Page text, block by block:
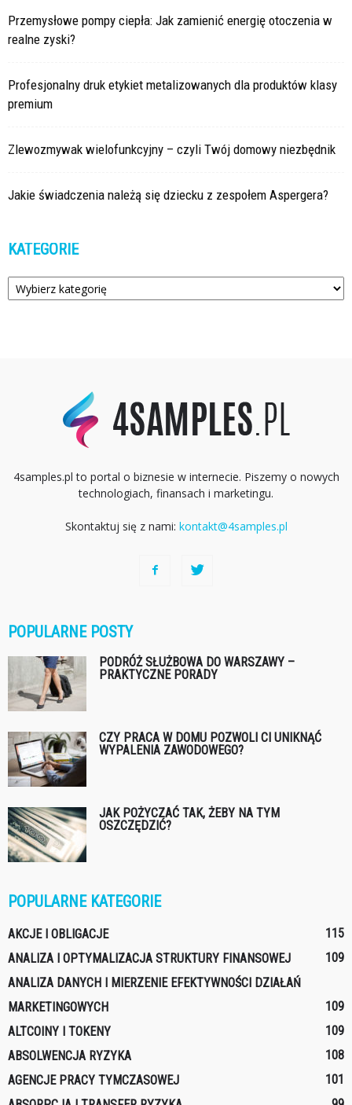
Przemysłowe pompy ciepła: Jak zamienić energię otoczenia w
realne zyski?
Profesjonalny druk etykiet metalizowanych dla produktów klasy
premium
Zlewozmywak wielofunkcyjny – czyli Twój domowy niezbędnik
Jakie świadczenia należą się dziecku z zespołem Aspergera?
KATEGORIE
Kategorie
4samples.pl to portal o biznesie w internecie. Piszemy o nowych
technologiach, finansach i marketingu.
Skontaktuj się z nami: kontakt@4samples.pl
POPULARNE POSTY
PODRÓŻ SŁUŻBOWA DO WARSZAWY –
PRAKTYCZNE PORADY
CZY PRACA W DOMU POZWOLI CI UNIKNĄĆ
WYPALENIA ZAWODOWEGO?
JAK POŻYCZAĆ TAK, ŻEBY NA TYM
OSZCZĘDZIĆ?
POPULARNE KATEGORIE
AKCJE I OBLIGACJE
115
ANALIZA I OPTYMALIZACJA STRUKTURY FINANSOWEJ
109
ANALIZA DANYCH I MIERZENIE EFEKTYWNOŚCI DZIAŁAŃ
MARKETINGOWYCH
109
ALTCOINY I TOKENY
109
ABSOLWENCJA RYZYKA
108
AGENCJE PRACY TYMCZASOWEJ
101